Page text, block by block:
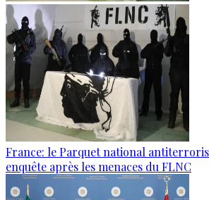
France: le Parquet national
enquête après les menaces du FLNC